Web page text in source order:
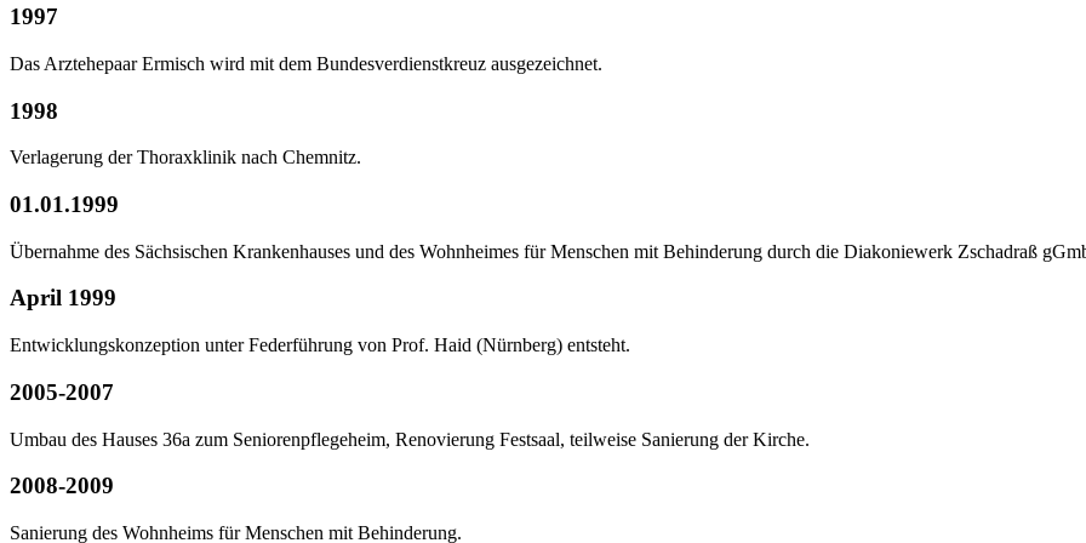
1997
Das Arztehepaar Ermisch wird mit dem Bundesverdienstkreuz ausgezeichnet.
1998
Verlagerung der Thoraxklinik nach Chemnitz.
01.01.1999
Übernahme des Sächsischen Krankenhauses und des Wohnheimes für Menschen mit Behinderung durch die Diakoniewerk Zschadraß
April 1999
Entwicklungskonzeption unter Federführung von Prof. Haid (Nürnberg) entsteht.
2005-2007
Umbau des Hauses 36a zum Seniorenpflegeheim, Renovierung Festsaal, teilweise Sanierung der Kirche.
2008-2009
Sanierung des Wohnheims für Menschen mit Behinderung.